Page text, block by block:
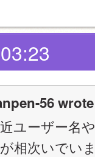
56
ユーザー名
相次いでい